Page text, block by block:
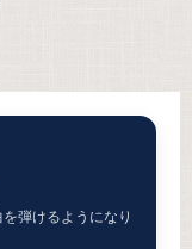
弾けるようになり